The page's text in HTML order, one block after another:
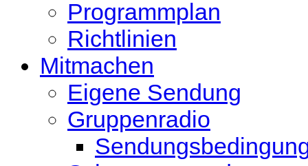
Programmplan
Richtlinien
Mitmachen
Eigene Sendung
Gruppenradio